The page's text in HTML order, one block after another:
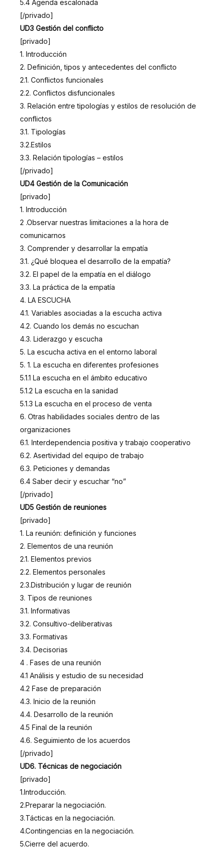
5.4 Agenda escalonada
[/privado]
UD3 Gestión del conflicto
[privado]
1. Introducción
2. Definición, tipos y antecedentes del conflicto
2.1. Conflictos funcionales
2.2. Conflictos disfuncionales
3. Relación entre tipologías y estilos de resolución de
conflictos
3.1. Tipologías
3.2.Estilos
3.3. Relación tipologías – estilos
[/privado]
UD4 Gestión de la Comunicación
[privado]
1. Introducción
2 .Observar nuestras limitaciones a la hora de
comunicarnos
3. Comprender y desarrollar la empatía
3.1. ¿Qué bloquea el desarrollo de la empatía?
3.2. El papel de la empatía en el diálogo
3.3. La práctica de la empatía
4. LA ESCUCHA
4.1. Variables asociadas a la escucha activa
4.2. Cuando los demás no escuchan
4.3. Liderazgo y escucha
5. La escucha activa en el entorno laboral
5. 1. La escucha en diferentes profesiones
5.1.1 La escucha en el ámbito educativo
5.1.2 La escucha en la sanidad
5.1.3 La escucha en el proceso de venta
6. Otras habilidades sociales dentro de las
organizaciones
6.1. Interdependencia positiva y trabajo cooperativo
6.2. Asertividad del equipo de trabajo
6.3. Peticiones y demandas
6.4 Saber decir y escuchar “no”
[/privado]
UD5 Gestión de reuniones
[privado]
1. La reunión: definición y funciones
2. Elementos de una reunión
2.1. Elementos previos
2.2. Elementos personales
2.3.Distribución y lugar de reunión
3. Tipos de reuniones
3.1. Informativas
3.2. Consultivo-deliberativas
3.3. Formativas
3.4. Decisorias
4 . Fases de una reunión
4.1 Análisis y estudio de su necesidad
4.2 Fase de preparación
4.3. Inicio de la reunión
4.4. Desarrollo de la reunión
4.5 Final de la reunión
4.6. Seguimiento de los acuerdos
[/privado]
UD6. Técnicas de negociación
[privado]
1.Introducción.
2.Preparar la negociación.
3.Tácticas en la negociación.
4.Contingencias en la negociación.
5.Cierre del acuerdo.